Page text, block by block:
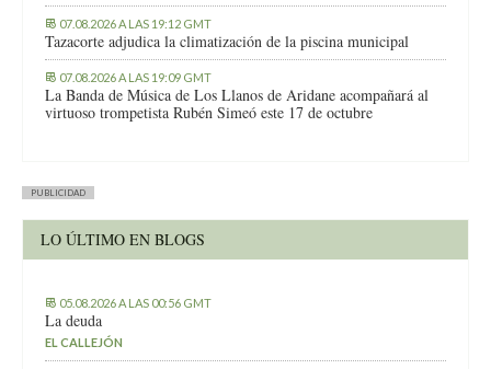
07.08.2026 A LAS 19:12 GMT
Tazacorte adjudica la climatización de la piscina municipal
07.08.2026 A LAS 19:09 GMT
La Banda de Música de Los Llanos de Aridane acompañará al
virtuoso trompetista Rubén Simeó este 17 de octubre
PUBLICIDAD
LO ÚLTIMO EN BLOGS
05.08.2026 A LAS 00:56 GMT
La deuda
EL CALLEJÓN